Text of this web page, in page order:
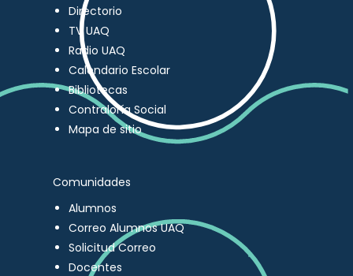
Directorio
TV UAQ
Radio UAQ
Calendario Escolar
Bibliotecas
Contraloría Social
Mapa de sitio
Comunidades
Alumnos
Correo Alumnos UAQ
Solicitud Correo
Docentes